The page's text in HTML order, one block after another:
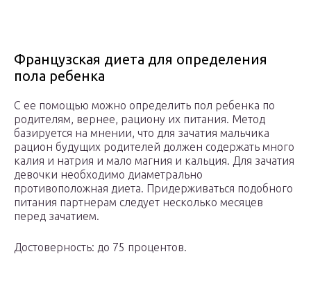
Французская диета для определения
пола ребенка
С ее помощью можно определить пол ребенка по
родителям, вернее, рациону их питания. Метод
базируется на мнении, что для зачатия мальчика
рацион будущих родителей должен содержать много
калия и натрия и мало магния и кальция. Для зачатия
девочки необходимо диаметрально
противоположная диета. Придерживаться подобного
питания партнерам следует несколько месяцев
перед зачатием.
Достоверность: до 75 процентов.